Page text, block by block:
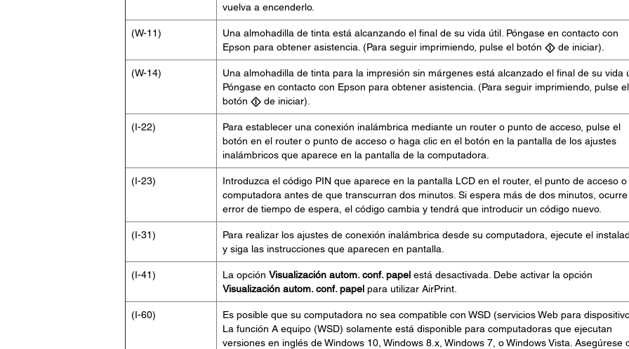
vuelva a encenderlo.
(W-11)
Una almohadilla de tinta está alcanzando el final de su vida útil. Póngase en contacto con
Epson para obtener asistencia. (Para seguir imprimiendo, pulse el botón
de iniciar).
(W-14)
Una almohadilla de tinta para la impresión sin márgenes está alcanzado el final de su vida
Póngase en contacto con Epson para obtener asistencia. (Para seguir imprimiendo, pulse el
botón
de iniciar).
(I-22)
Para establecer una conexión inalámbrica mediante un router o punto de acceso, pulse el
botón en el router o punto de acceso o haga clic en el botón en la pantalla de los ajustes
inalámbricos que aparece en la pantalla de la computadora.
(I-23)
Introduzca el código PIN que aparece en la pantalla LCD en el router, el punto de acceso o
computadora antes de que transcurran dos minutos. Si espera más de dos minutos, ocurre
error de tiempo de espera, el código cambia y tendrá que introducir un código nuevo.
(I-31)
Para realizar los ajustes de conexión inalámbrica desde su computadora, ejecute el
y siga las instrucciones que aparecen en pantalla.
(I-41) La opción Visualización autom. conf. papelestá desactivada. Debe activar la opción
Visualización autom. conf. papelpara utilizar AirPrint.
(I-60)
Es posible que su computadora no sea compatible con WSD (servicios Web para
La función A equipo (WSD) solamente está disponible para computadoras que ejecutan
versiones en inglés de Windows 10, Windows 8.x, Windows 7, o Windows Vista. Asegúrese